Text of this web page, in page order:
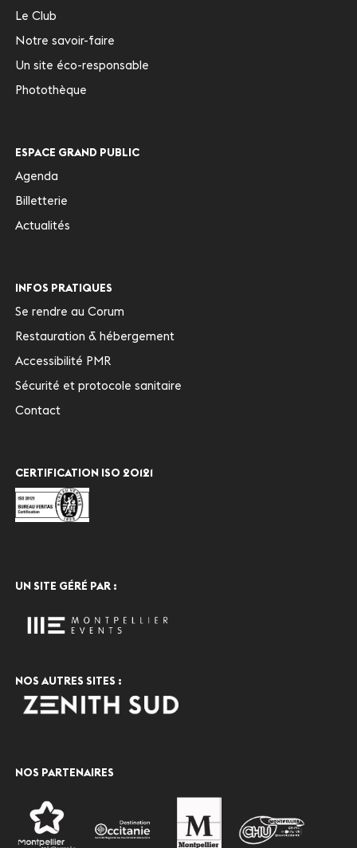
Le Club
Notre savoir-faire
Un site éco-responsable
Photothèque
ESPACE GRAND PUBLIC
Agenda
Billetterie
Actualités
INFOS PRATIQUES
Se rendre au Corum
Restauration & hébergement
Accessibilité PMR
Sécurité et protocole sanitaire
Contact
CERTIFICATION ISO 20121
UN SITE GÉRÉ PAR :
NOS AUTRES SITES :
NOS PARTENAIRES